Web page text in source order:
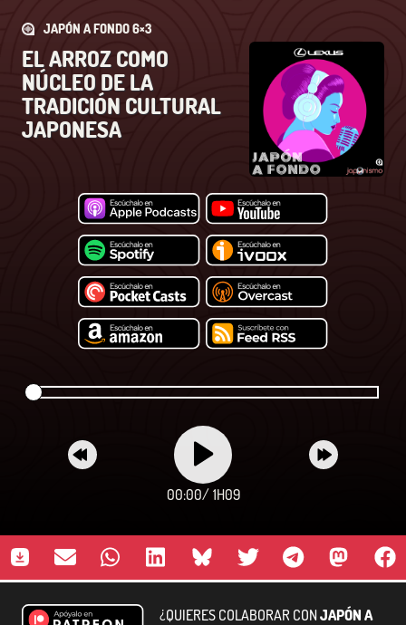
JAPÓN A FONDO 6×3
EL ARROZ COMO
NÚCLEO DE LA
TRADICIÓN CULTURAL
JAPONESA
00:00/ 1H09
¿QUIERES COLABORAR CONJAPÓN A